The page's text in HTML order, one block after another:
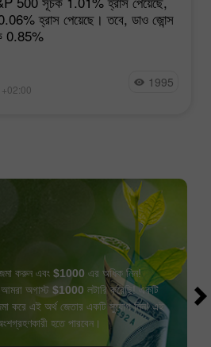
হ্রাস পেয়েছে। তবে, ডাও জোন্স
0.85%
1995
করুন এবং $1000 এর অধিক নিন!
আমরা অগাস্ট $1000 লটারি করেছি! একটি
করে এই অর্থ জেতার একটি সুযোগ নিন! এই
হতে পারবেন।